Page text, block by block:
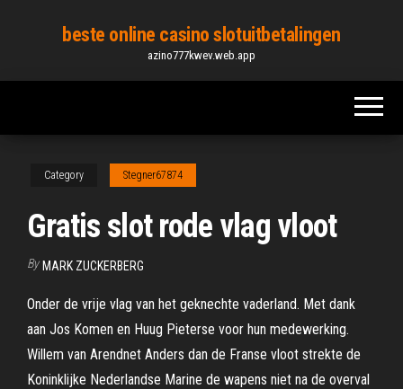
content
beste online casino slotuitbetalingen
azino777kwev.web.app
Category Stegner67874
Gratis slot rode vlag vloot
By MARK ZUCKERBERG
Onder de vrije vlag van het geknechte vaderland. Met dank
aan Jos Komen en Huug Pieterse voor hun medewerking.
Willem van Arendnet Anders dan de Franse vloot strekte de
Koninklijke Nederlandse Marine de wapens niet na de overval